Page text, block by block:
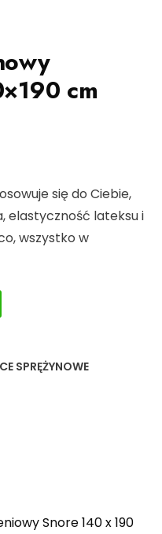
cm
się do Ciebie,
elastyczność lateksu i
wszystko w
SPRĘŻYNOWE
Snore 140 x 190